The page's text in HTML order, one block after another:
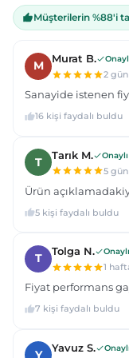
Bu ürüne